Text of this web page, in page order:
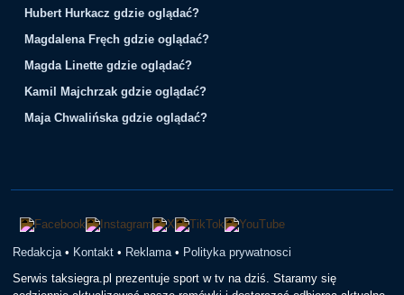
Hubert Hurkacz gdzie oglądać?
Magdalena Fręch gdzie oglądać?
Magda Linette gdzie oglądać?
Kamil Majchrzak gdzie oglądać?
Maja Chwalińska gdzie oglądać?
Redakcja • Kontakt • Reklama • Polityka prywatnosci
Serwis taksiegra.pl prezentuje sport w tv na dziś. Staramy się